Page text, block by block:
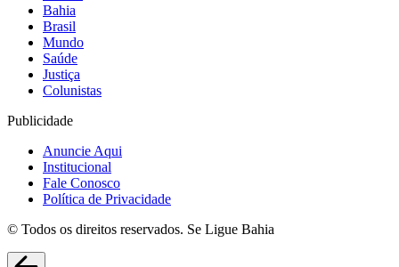
Bahia
Brasil
Mundo
Saúde
Justiça
Colunistas
Publicidade
Anuncie Aqui
Institucional
Fale Conosco
Política de Privacidade
© Todos os direitos reservados. Se Ligue Bahia